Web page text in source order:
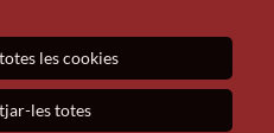
les cookies
les totes